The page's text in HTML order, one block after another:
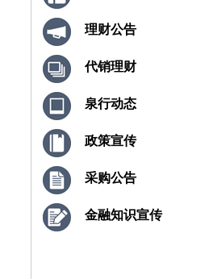
理财公告
代销理财
泉行动态
政策宣传
采购公告
金融知识宣传